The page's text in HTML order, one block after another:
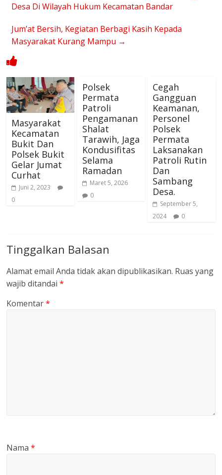
Desa Di Wilayah Hukum Kecamatan Bandar
Jum’at Bersih, Kegiatan Berbagi Kasih Kepada
Masyarakat Kurang Mampu →
Masyarakat
Kecamatan
Bukit Dan
Polsek Bukit
Gelar Jumat
Curhat
Juni 2, 2023
0
Polsek
Permata
Patroli
Pengamanan
Shalat
Tarawih, Jaga
Kondusifitas
Selama
Ramadan
Maret 5, 2026
0
Cegah
Gangguan
Keamanan,
Personel
Polsek
Permata
Laksanakan
Patroli Rutin
Dan
Sambang
Desa.
September 5,
2024
0
Tinggalkan Balasan
Alamat email Anda tidak akan dipublikasikan. Ruas yang
wajib ditandai*
Komentar*
Nama*